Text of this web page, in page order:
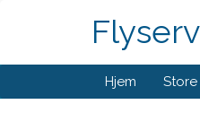
Hjem Store